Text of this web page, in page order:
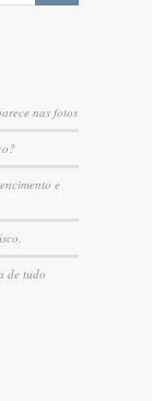
nas fotos
e
de tudo